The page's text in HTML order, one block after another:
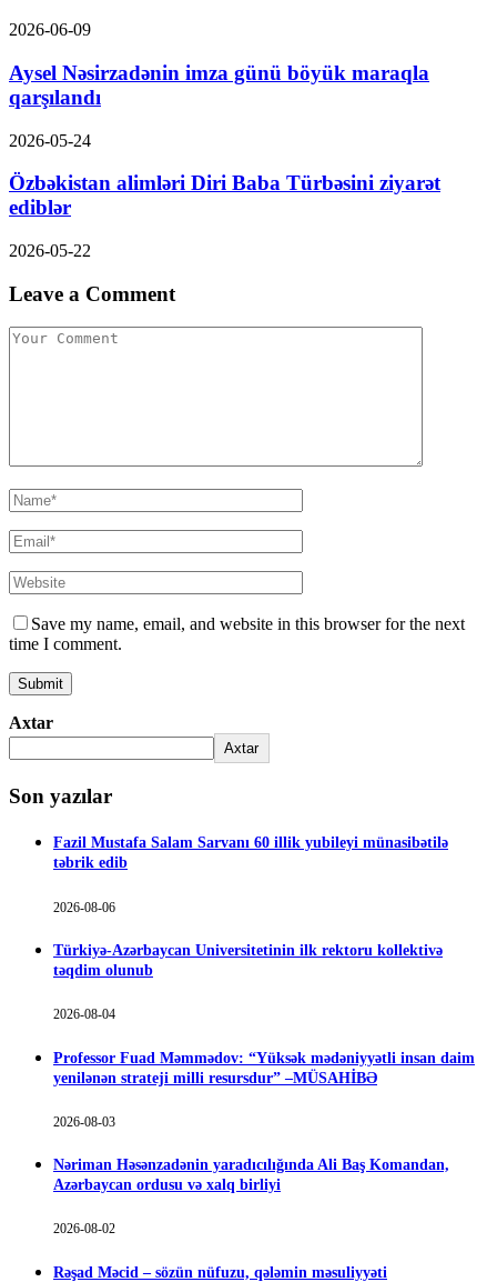
2026-06-09
Aysel Nəsirzadənin imza günü böyük maraqla
qarşılandı
2026-05-24
Özbəkistan alimləri Diri Baba Türbəsini ziyarət
ediblər
2026-05-22
Leave a Comment
Save my name, email, and website in this browser for the next
time I comment.
Axtar
Axtar
Son yazılar
Fazil Mustafa Salam Sarvanı 60 illik yubileyi münasibətilə
təbrik edib
2026-08-06
Türkiyə-Azərbaycan Universitetinin ilk rektoru kollektivə
təqdim olunub
2026-08-04
Professor Fuad Məmmədov: “Yüksək mədəniyyətli insan daim
yenilənən strateji milli resursdur” –MÜSAHİBƏ
2026-08-03
Nəriman Həsənzadənin yaradıcılığında Ali Baş Komandan,
Azərbaycan ordusu və xalq birliyi
2026-08-02
Rəşad Məcid – sözün nüfuzu, qələmin məsuliyyəti